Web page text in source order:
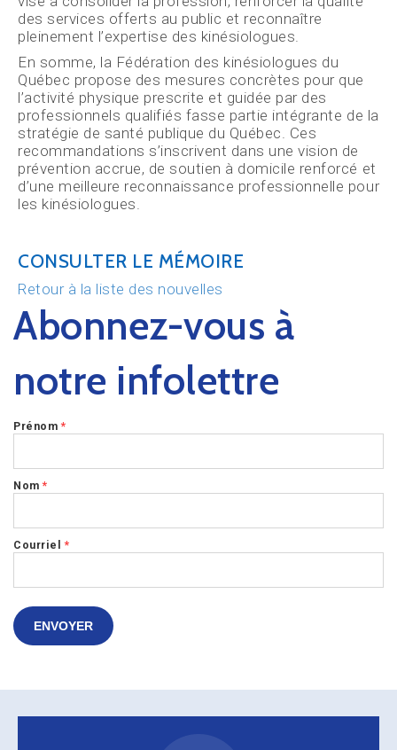
des services offerts au public et reconnaître
pleinement l’expertise des kinésiologues.
En somme, la Fédération des kinésiologues du
Québec propose des mesures concrètes pour que
l’activité physique prescrite et guidée par des
professionnels qualifiés fasse partie intégrante de la
stratégie de santé publique du Québec. Ces
recommandations s’inscrivent dans une vision de
prévention accrue, de soutien à domicile renforcé et
d’une meilleure reconnaissance professionnelle pour
les kinésiologues.
CONSULTER LE MÉMOIRE
Retour à la liste des nouvelles
Abonnez-vous à
notre infolettre
Prénom *
Nom *
Courriel *
ENVOYER